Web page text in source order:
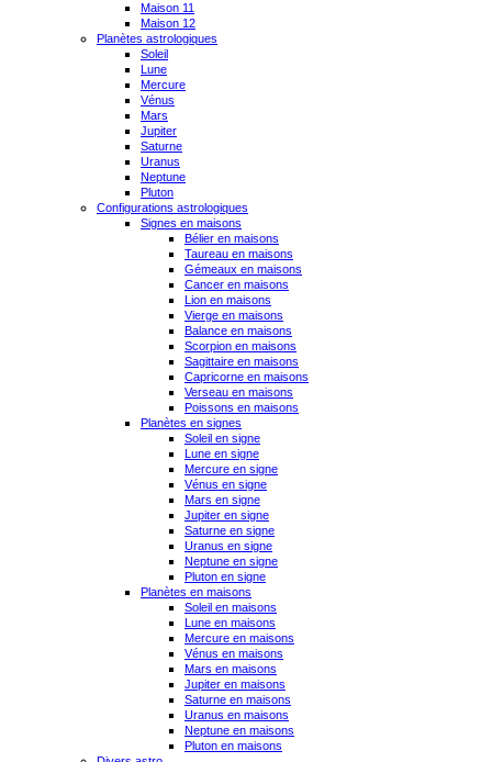
Maison 11
Maison 12
Planètes astrologiques
Soleil
Lune
Mercure
Vénus
Mars
Jupiter
Saturne
Uranus
Neptune
Pluton
Configurations astrologiques
Signes en maisons
Bélier en maisons
Taureau en maisons
Gémeaux en maisons
Cancer en maisons
Lion en maisons
Vierge en maisons
Balance en maisons
Scorpion en maisons
Sagittaire en maisons
Capricorne en maisons
Verseau en maisons
Poissons en maisons
Planètes en signes
Soleil en signe
Lune en signe
Mercure en signe
Vénus en signe
Mars en signe
Jupiter en signe
Saturne en signe
Uranus en signe
Neptune en signe
Pluton en signe
Planètes en maisons
Soleil en maisons
Lune en maisons
Mercure en maisons
Vénus en maisons
Mars en maisons
Jupiter en maisons
Saturne en maisons
Uranus en maisons
Neptune en maisons
Pluton en maisons